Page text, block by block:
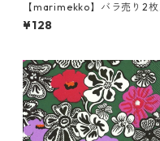
【marimekko】バラ売り2枚
ランチサイズ ペーパーナプキ
ン PIKKUKELLUKKA ホワイト
¥128